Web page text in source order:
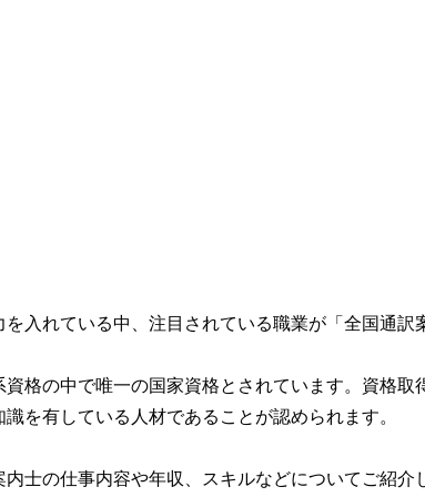
入れている中、注目されている職業が「全国通訳
格の中で唯一の国家資格とされています。資格取
を有している人材であることが認められます。
士の仕事内容や年収、スキルなどについてご紹介